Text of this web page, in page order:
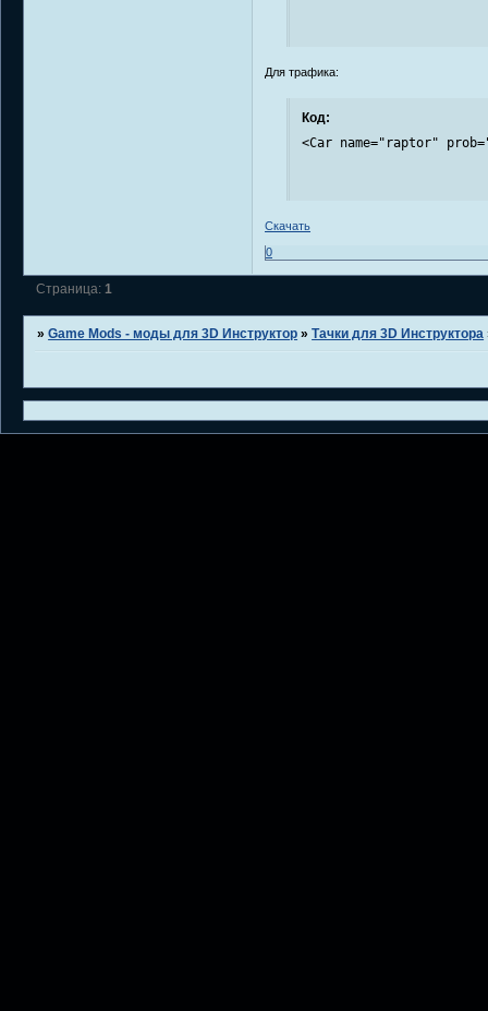
Для трафика:
Код:
<Car name="raptor"
Скачать
0
Страница: 1
»Game Mods - моды для 3D Инструктор »Тачки для 3D Инструктора